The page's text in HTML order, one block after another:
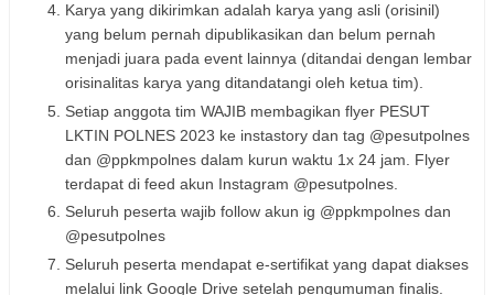
Karya yang dikirimkan adalah karya yang asli (orisinil)
yang belum pernah dipublikasikan dan belum pernah
menjadi juara pada event lainnya (ditandai dengan lembar
orisinalitas karya yang ditandatangi oleh ketua tim).
Setiap anggota tim WAJIB membagikan flyer PESUT
LKTIN POLNES 2023 ke instastory dan tag @pesutpolnes
dan @ppkmpolnes dalam kurun waktu 1x 24 jam. Flyer
terdapat di feed akun Instagram @pesutpolnes.
Seluruh peserta wajib follow akun ig @ppkmpolnes dan
@pesutpolnes
Seluruh peserta mendapat e-sertifikat yang dapat diakses
melalui link Google Drive setelah pengumuman finalis.